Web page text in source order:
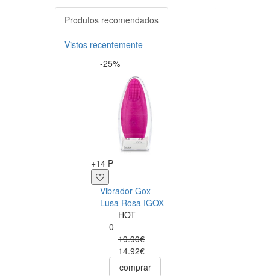
Produtos recomendados
Vistos recentemente
-25%
+14 P
Vibrador Gox
Lusa Rosa IGOX
HOT
0
19.90€
14.92€
comprar